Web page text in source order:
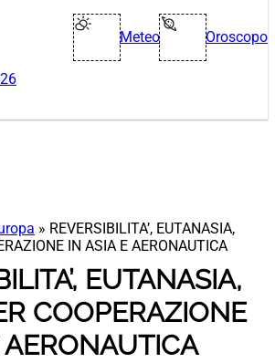
Meteo Oroscopo
» REVERSIBILITA’, EUTANASIA,
IN ASIA E AERONAUTICA
EUTANASIA,
COOPERAZIONE
AERONAUTICA